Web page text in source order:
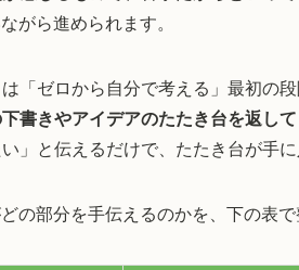
がら進められます。
「ゼロから自分で考える」最初の
書きやアイデアのたたき台を返し
」と伝えるだけで、たたき台が手
の部分を手伝えるのかを、下の表